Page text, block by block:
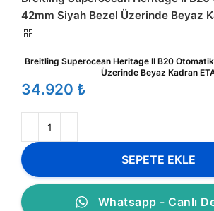
42mm Siyah Bezel Üzerinde Beyaz
Breitling Superocean Heritage II B20
Üzerinde Beyaz Kadran
₺
SEPETE EKLE
Whatsapp - Canlı